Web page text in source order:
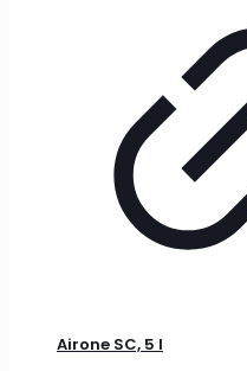
Airone SC, 5 l